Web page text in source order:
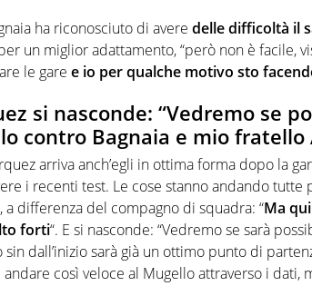
ha riconosciuto di avere delle difficoltà il
un miglior adattamento, “però non è facile,
le gare e io per qualche motivo sto
si nasconde: “Vedremo se
contro Bagnaia e mio fratello
arriva anch’egli in ottima forma dopo la
i recenti test. Le cose stanno andando tutte
a differenza del compagno di squadra: “Ma
forti“. E si nasconde: “Vedremo se sarà
sin dall’inizio sarà già un ottimo punto di
andare così veloce al Mugello attraverso i dati,